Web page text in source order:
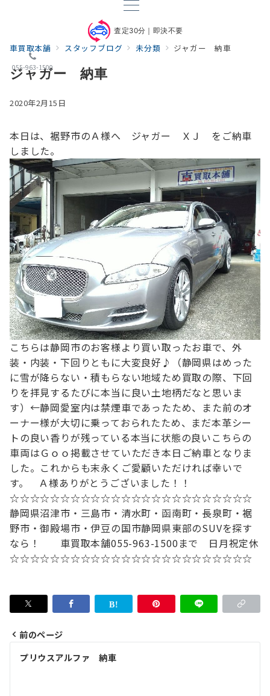
査定30分｜即決不要
055-963-1500
車買取本舗 スタッフブログ 未分類 ジャガー 納車
ジャガー 納車
2020年2月15日
本日は、裾野市のＡ様へ ジャガー ＸＪ をご納車
しました。
こちらは静岡市のお客様より買い取ったお車で、 外
装・内装・下回りともに大変良好♪
（静岡県はめった
に雪が降らない・積もらない地域ため 買取の際、下回
りを拝見するたびに本当に良い土地柄だなと思いま
す）←静岡愛室内は禁煙車であったため、また前のオ
ーナー様が大切に乗っておられたため、まだ本革シー
トの良い香りが残っている本当に状態の良いこちらの
車両はＧｏｏ掲載させていただき本日ご納車となりま
した。 これからも末永くご愛顧いただければ幸いで
す。
Ａ様ありがとうございました！！
☆☆☆☆☆☆☆☆☆☆☆☆☆☆☆☆☆☆☆☆☆☆☆☆
静岡県沼津市・三島市・清水町・函南町 ・長泉町・裾
野市・御殿場市・伊豆の国市静岡県東部のSUVを探す
なら！
車買取本舗055-963-1500まで 日月祝定休
☆☆☆☆☆☆☆☆☆☆☆☆☆☆☆☆☆☆☆☆☆☆☆☆
投
前のページ
プリウスアルファ 納車